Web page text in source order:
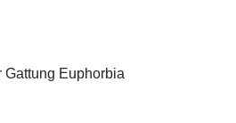
Euphorbia